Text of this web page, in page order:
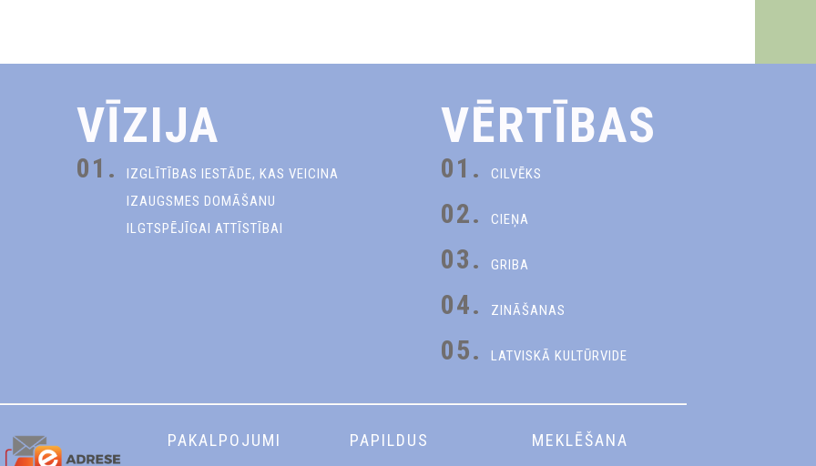
VĪZIJA
01.
IZGLĪTĪBAS IESTĀDE, KAS VEICINA
IZAUGSMES DOMĀŠANU
ILGTSPĒJĪGAI ATTĪSTĪBAI
VĒRTĪBAS
01. CILVĒKS
02. CIEŅA
03. GRIBA
04. ZINĀŠANAS
05. LATVISKĀ KULTŪRVIDE
PAKALPOJUMI PAPILDUS MEKLĒŠANA